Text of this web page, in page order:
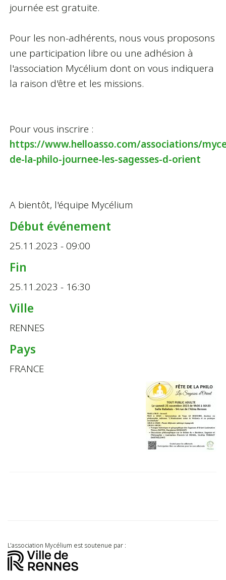
journée est gratuite.
Pour les non-adhérents, nous vous proposons
une participation libre ou une adhésion à
l'association Mycélium dont on vous indiquera
la raison d'être et les missions.
Pour vous inscrire :
https://www.helloasso.com/associations/
de-la-philo-journee-les-sagesses-d-orient
A bientôt, l'équipe Mycélium
Début événement
25.11.2023 - 09:00
Fin
25.11.2023 - 16:30
Ville
RENNES
Pays
FRANCE
L'association Mycélium est soutenue par :